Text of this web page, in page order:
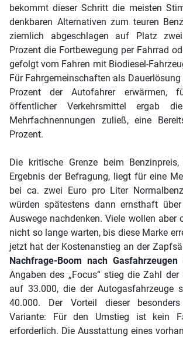
bekommt dieser Schritt die meisten
denkbaren Alternativen zum teuren
ziemlich abgeschlagen auf Platz
Prozent die Fortbewegung per Fahrrad
gefolgt vom Fahren mit Biodiesel-
Für Fahrgemeinschaften als Dauerlösung
Prozent der Autofahrer erwärmen,
öffentlicher Verkehrsmittel ergab
Mehrfachnennungen zuließ, eine
Prozent.
Die kritische Grenze beim
Ergebnis der Befragung, liegt für eine
bei ca. zwei Euro pro Liter
würden spätestens dann ernsthaft über
Auswege nachdenken. Viele wollen aber
nicht so lange warten, bis diese Marke
jetzt hat der Kostenanstieg an der
Nachfrage-Boom nach Gasfahrzeugen
Angaben des „Focus“ stieg die Zahl der
auf 33.000, die der Autogasfahrzeuge
40.000. Der Vorteil dieser
Variante: Für den Umstieg ist kein
erforderlich. Die Ausstattung eines